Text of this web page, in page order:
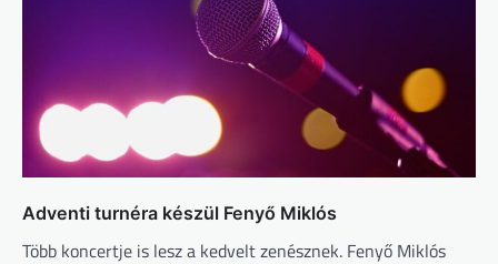
Adventi turnéra készül Fenyő Miklós
Több koncertje is lesz a kedvelt zenésznek. Fenyő Miklós